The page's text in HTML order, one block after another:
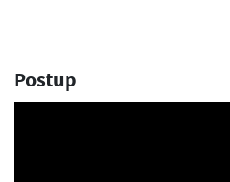
Postup